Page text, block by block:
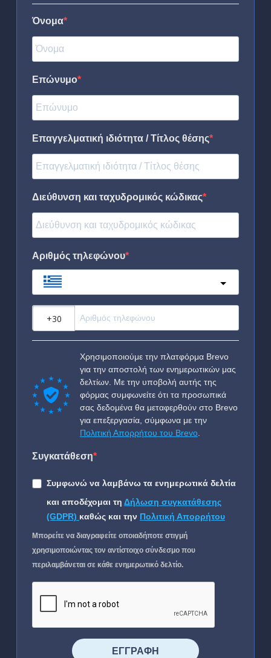
Όνομα
Επώνυμο
Επαγγελματική ιδιότητα / Τίτλος θέσης
Διεύθυνση και ταχυδρομικός κώδικας
Αριθμός τηλεφώνου
Χρησιμοποιούμε την πλατφόρμα Brevo
για την αποστολή των ενημερωτικών μας
δελτίων. Με την υποβολή αυτής της
φόρμας συμφωνείτε ότι τα προσωπικά
σας δεδομένα θα μεταφερθούν στο Brevo
για επεξεργασία, σύμφωνα με την
Πολιτική Απορρήτου του Brevo
Συγκατάθεση
Συμφωνώ να λαμβάνω τα ενημερωτικά δελτία
και αποδέχομαι τη Δήλωση συγκατάθεσης
(GDPR) καθώς και την Πολιτική Απορρήτου
Μπορείτε να διαγραφείτε οποιαδήποτε στιγμή
χρησιμοποιώντας τον αντίστοιχο σύνδεσμο που
περιλαμβάνεται σε κάθε ενημερωτικό δελτίο.
⠀⠀⠀⠀ΕΓΓΡΑΦΗ⠀⠀⠀⠀